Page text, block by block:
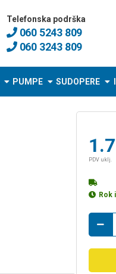
Telefonska podrška
060 5243 809
060 3243 809
PUMPE SUDOPERE
PDV uklj.
Rok
za